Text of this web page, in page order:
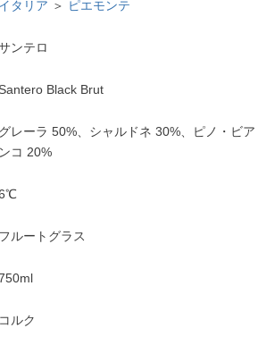
イタリア ＞ ピエモンテ
ンテロ
Santero Black Brut
グレーラ 50%、シャルドネ 30%、ピノ・ビア
ンコ 20%
フルートグラス
コルク